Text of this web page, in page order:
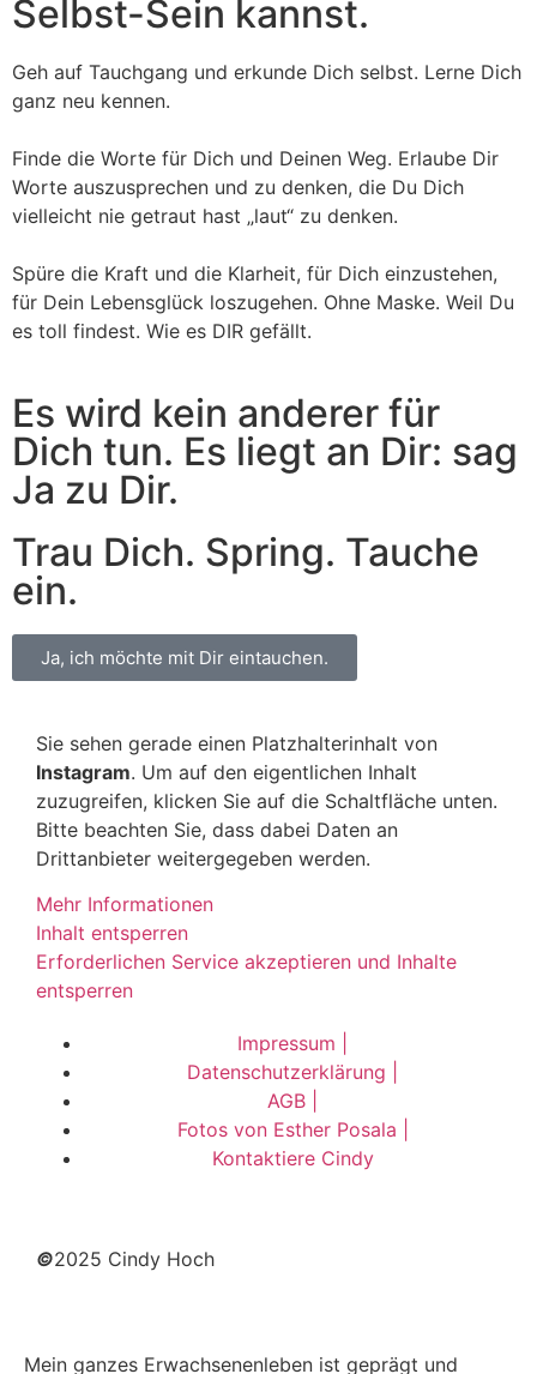
Selbst-Sein kannst.
Geh auf Tauchgang und erkunde Dich selbst. Lerne Dich
ganz neu kennen.
Finde die Worte für Dich und Deinen Weg. Erlaube Dir
Worte auszusprechen und zu denken, die Du Dich
vielleicht nie getraut hast „laut“ zu denken.
Spüre die Kraft und die Klarheit, für Dich einzustehen,
für Dein Lebensglück loszugehen. Ohne Maske. Weil Du
es toll findest. Wie es DIR gefällt.
Es wird kein anderer für
Dich tun. Es liegt an Dir: sag
Ja zu Dir.
Trau Dich. Spring. Tauche
ein.
Ja, ich möchte mit Dir eintauchen.
Sie sehen gerade einen Platzhalterinhalt von
Instagram. Um auf den eigentlichen Inhalt
zuzugreifen, klicken Sie auf die Schaltfläche unten.
Bitte beachten Sie, dass dabei Daten an
Drittanbieter weitergegeben werden.
Mehr Informationen
Inhalt entsperren
Erforderlichen Service akzeptieren und Inhalte
entsperren
Impressum |
Datenschutzerklärung |
AGB |
Fotos von Esther Posala |
Kontaktiere Cindy
©2025 Cindy Hoch
Mein ganzes Erwachsenenleben ist geprägt und